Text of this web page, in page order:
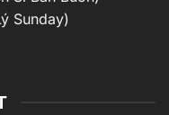
Sunday)